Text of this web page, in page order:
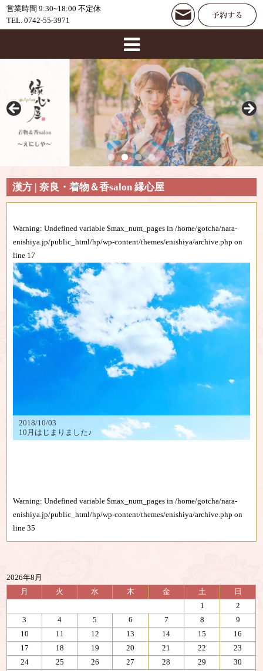
営業時間 9:30~18:00 不定休
TEL. 0742-55-3971
漢方 | 奈良・着物＆香salon 縁心屋
Warning: Undefined variable $max_num_pages in/home/gotcha/nara-
enishiya.jp/public_html/hp/wp-content/themes/enishiya/archive.php on
line 17
2018/10/03
10月はじまりました♪
Warning: Undefined variable $max_num_pages in/home/gotcha/nara-
enishiya.jp/public_html/hp/wp-content/themes/enishiya/archive.php on
line35
2026年8月
月
火 水 木 金 土
日
1
2
3
4 5 6 7 8
9
10
11 12 13 14 15
16
17
18 19 20 21 22
23
24
25 26 27 28 29
30